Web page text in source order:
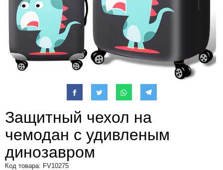
Защитный чехол на
чемодан с удивленым
динозавром
Код товара: FV10275